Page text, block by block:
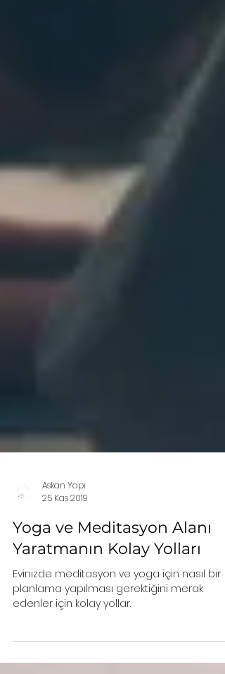
Askan Yapı
25 Kas 2019
Yoga ve Meditasyon Alanı
Yaratmanın Kolay Yolları
planlama yapılması gerektiğini merak